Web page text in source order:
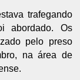
trafegando
abordado. Os
pelo preso
na área de